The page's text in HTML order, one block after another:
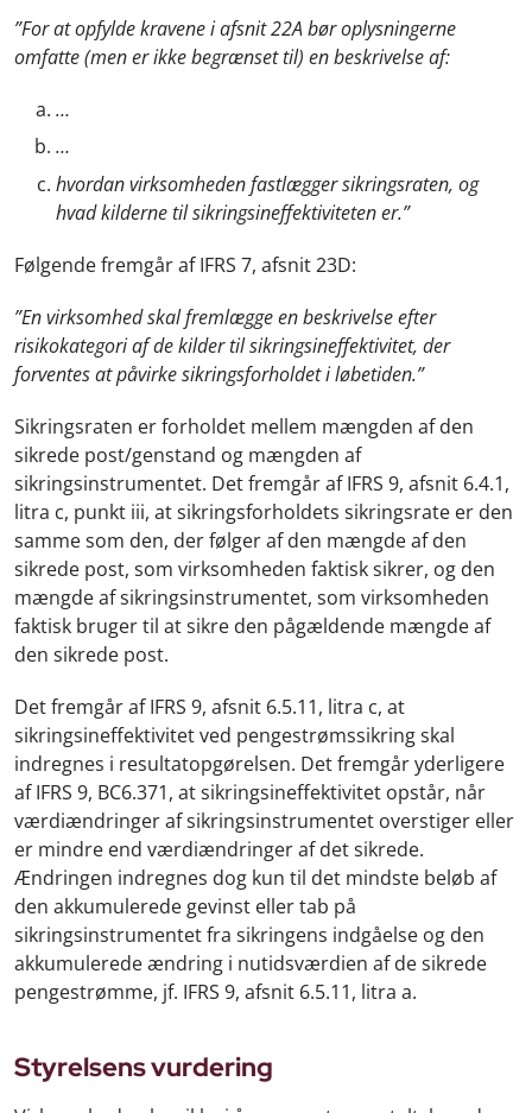
”For at opfylde kravene i afsnit 22A bør oplysningerne
omfatte (men er ikke begrænset til) en beskrivelse af:
…
…
hvordan virksomheden fastlægger sikringsraten, og
hvad kilderne til sikringsineffektiviteten er.”
Følgende fremgår af IFRS 7, afsnit 23D:
”En virksomhed skal fremlægge en beskrivelse efter
risikokategori af de kilder til sikringsineffektivitet, der
forventes at påvirke sikringsforholdet i løbetiden.”
Sikringsraten er forholdet mellem mængden af den
sikrede post/genstand og mængden af
sikringsinstrumentet. Det fremgår af IFRS 9, afsnit 6.4.1,
litra c, punkt iii, at sikringsforholdets sikringsrate er den
samme som den, der følger af den mængde af den
sikrede post, som virksomheden faktisk sikrer, og den
mængde af sikringsinstrumentet, som virksomheden
faktisk bruger til at sikre den pågældende mængde af
den sikrede post.
Det fremgår af IFRS 9, afsnit 6.5.11, litra c, at
sikringsineffektivitet ved pengestrømssikring skal
indregnes i resultatopgørelsen. Det fremgår yderligere
af IFRS 9, BC6.371, at sikringsineffektivitet opstår, når
værdiændringer af sikringsinstrumentet overstiger eller
er mindre end værdiændringer af det sikrede.
Ændringen indregnes dog kun til det mindste beløb af
den akkumulerede gevinst eller tab på
sikringsinstrumentet fra sikringens indgåelse og den
akkumulerede ændring i nutidsværdien af de sikrede
pengestrømme, jf. IFRS 9, afsnit 6.5.11, litra a.
Styrelsens vurdering